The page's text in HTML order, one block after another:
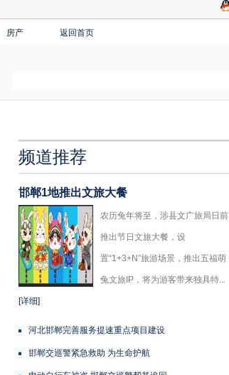
房产 返回首页
频道推荐
邯郸1地推出文旅大餐
农历兔年将至，涉县文广旅局日前
推出节日文旅大餐，设
置“1+3+N”旅游场景，推出五福萌
兔文旅IP，将为游客带来独具特...
[详细]
河北邯郸完善服务提速重点项目建设
邯郸交巡警紧急救助 为生命护航